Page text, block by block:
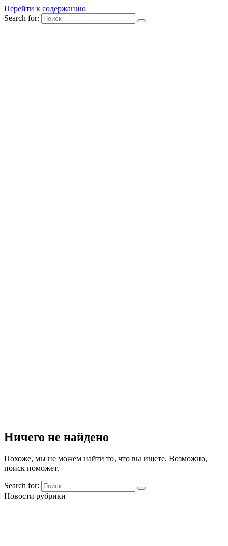
Перейти к содержанию
Search for:
Ничего не найдено
Похоже, мы не можем найти то, что вы ищете. Возможно,
поиск поможет.
Search for:
Новости рубрики